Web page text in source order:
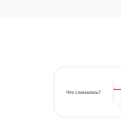
Что сломалось?